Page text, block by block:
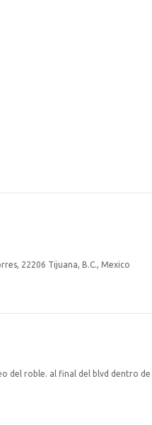
22206 Tijuana, B.C., Mexico
del roble. al final del blvd dentro de